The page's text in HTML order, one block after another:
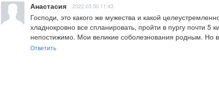
Анастасия 2022.03.30 11:43
Господи, это какого же мужества и какой
хладнокровно все спланировать, пройти в пургу почти 5
непостижимо. Мои великие соболезнования родным. Но
Ответить